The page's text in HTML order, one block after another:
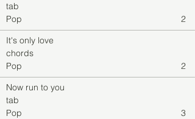
tab
Pop
2
It's only love
chords
Pop
2
Now run to you
tab
Pop
3